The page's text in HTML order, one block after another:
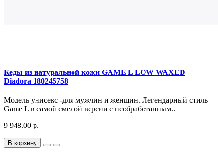
Кеды из натуральной кожи GAME L LOW WAXED
Diadora 180245758
Модель унисекс -для мужчин и женщин. Легендарный стиль
Game L в самой смелой версии с необработанным..
9 948.00 р.
В корзину